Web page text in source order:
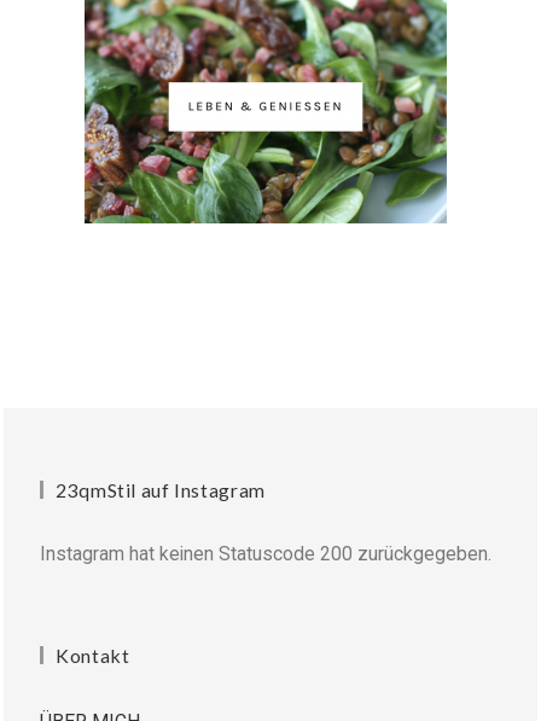
23qmStil auf Instagram
Instagram hat keinen Statuscode 200 zurückgegeben.
Kontakt